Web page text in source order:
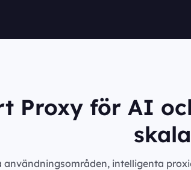
Proxy för AI
skala
intelligenta